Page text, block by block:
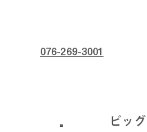
076-269-3001
ビッ